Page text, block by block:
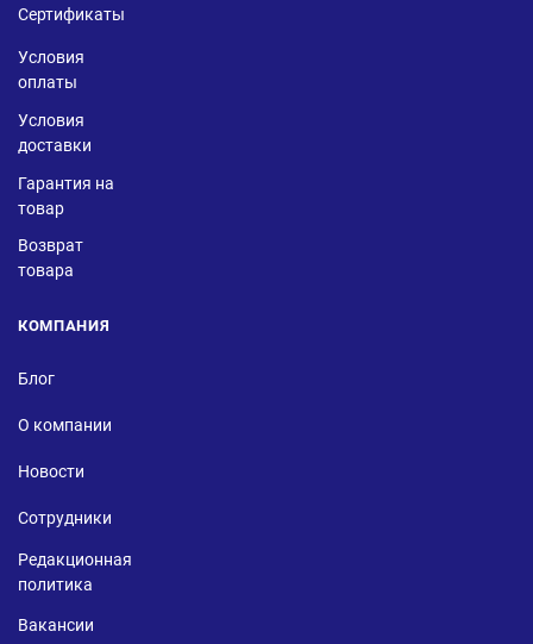
Сертификаты
Условия
оплаты
Условия
доставки
Гарантия на
товар
Возврат
товара
КОМПАНИЯ
Блог
О компании
Новости
Сотрудники
Редакционная
политика
Вакансии